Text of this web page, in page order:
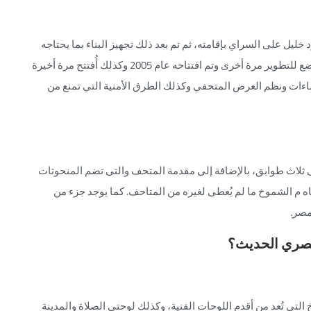
بناءا على إقتراح محمود خليل على السراي بإقامته، ثم تم بعد ذلك تجهيز البناء بما يحتاجه
من معدات ولوازم أخرى وتم إفتتاحه رسميًا عام 1991، وقد خضع للتطوير مرة أخرى وتم افتتاحه عام 2005 وكذلك أُفتتح مرة أخيرة
ونظم العرض المتحفي وكذلك الطرق الأمنية التي تمنع من
طوابق، بالإضافة إلى مقدمة المتحف والتى تضم المنحوتات
م الشموخ ما لم يُعطى لغيره من المتاحف. كما يوجد جزء من
الحديث؟
تُعد من أقدم اللوحات الفنية، وكذلك لوحتي الصلاة والمدينة